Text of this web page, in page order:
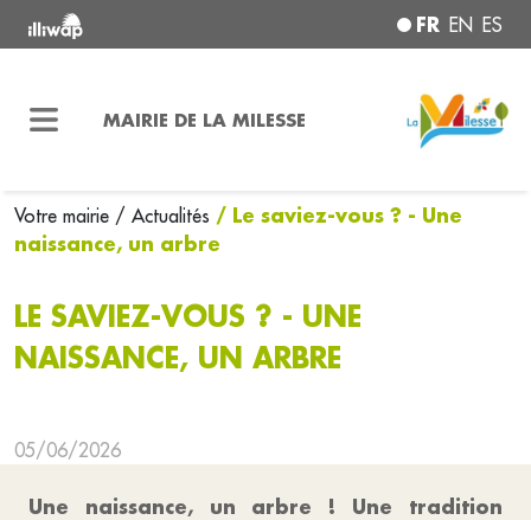
FR EN ES
MAIRIE DE LA MILESSE
Votre mairie / Actualités / Le saviez-vous ? - Une
naissance, un arbre
LE SAVIEZ-VOUS ? - UNE
NAISSANCE, UN ARBRE
05/06/2026
Une naissance, un arbre ! Une tradition